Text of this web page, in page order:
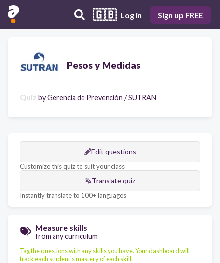
🇬🇧 Log in Sign up FREE
Pesos y Medidas
Quiz byGerencia de Prevención / SUTRAN
Edit questions
Customize this quiz to suit your class
Translate quiz
Instantly translate to 100+ languages
Measure skills
from any curriculum
Tag the questions with any skills you have. Your dashboard will
track each student's mastery of each skill.